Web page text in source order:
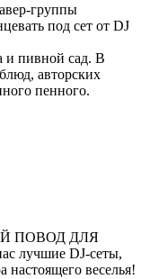
группы
под сет от DJ
и пивной сад. В
авторских
пенного.
ПОВОД ДЛЯ
лучшие DJ-сеты,
настоящего веселья!